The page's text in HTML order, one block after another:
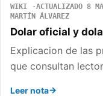
WIKI ACTUALIZADO 8
MARTÍN ÁLVAREZ
Dolar oficial y
Explicacion de las
que consultan
Leer nota